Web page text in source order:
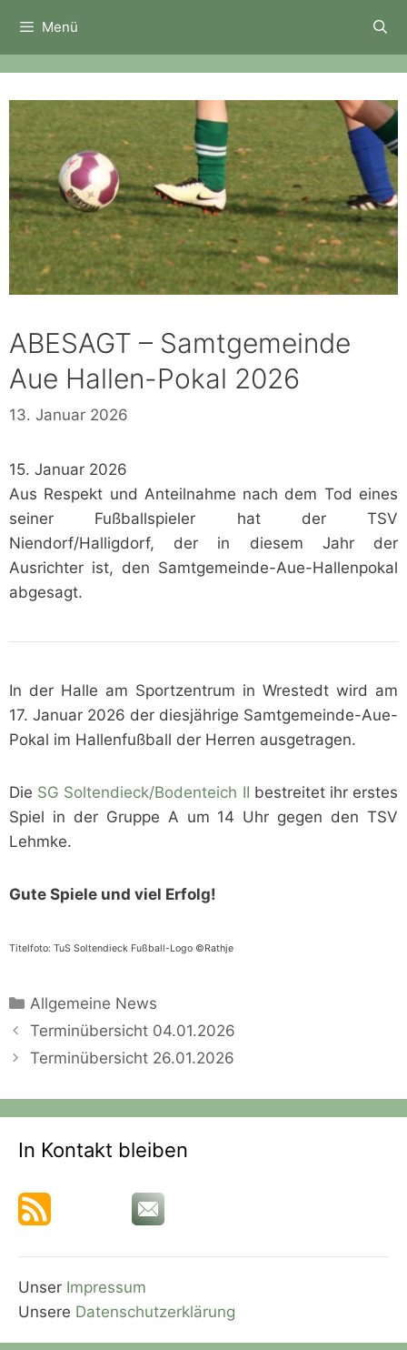
Inhalt
springen
Menü
ABESAGT – Samtgemeinde
Aue Hallen-Pokal 2026
13. Januar 2026
15. Januar 2026
Aus Respekt und Anteilnahme nach dem Tod eines
seiner Fußballspieler hat der TSV
Niendorf/Halligdorf, der in diesem Jahr der
Ausrichter ist, den Samtgemeinde-Aue-Hallenpokal
abgesagt.
In der Halle am Sportzentrum in Wrestedt wird am
17. Januar 2026 der diesjährige Samtgemeinde-Aue-
Pokal im Hallenfußball der Herren ausgetragen.
Die SG Soltendieck/Bodenteich II bestreitet ihr erstes
Spiel in der Gruppe A um 14 Uhr gegen den TSV
Lehmke.
Gute Spiele und viel Erfolg!
Titelfoto: TuS Soltendieck Fußball-Logo ©Rathje
Kategorien
Allgemeine News
Terminübersicht 04.01.2026
Terminübersicht 26.01.2026
In Kontakt bleiben
Unser Impressum
Unsere Datenschutzerklärung